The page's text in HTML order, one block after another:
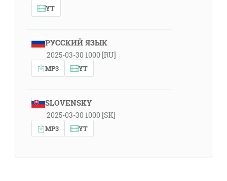
YT
РУССКИЙ ЯЗЫК
2025-03-30 1000 [RU]
MP3 YT
SLOVENSKY
2025-03-30 1000 [SK]
MP3 YT